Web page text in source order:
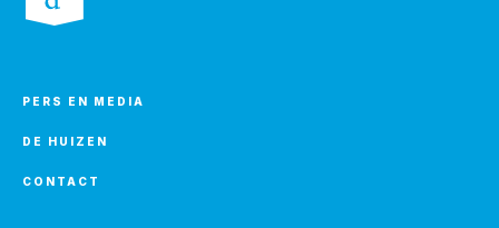
PERS EN MEDIA
DE HUIZEN
CONTACT